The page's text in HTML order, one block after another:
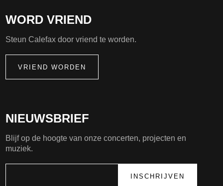
NIEUWSBRIEF
Blijf op de hoogte van onze concerten, projecten en
muziek.
WORD VRIEND
Steun Calefax door vriend te worden.
VRIEND WORDEN